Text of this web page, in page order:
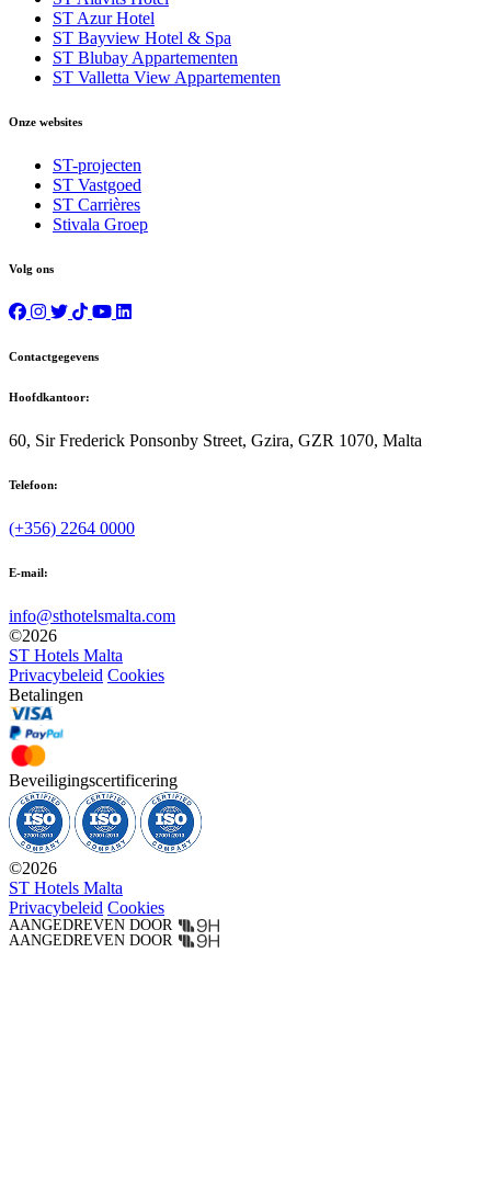
ST Azur Hotel
ST Bayview Hotel & Spa
ST Blubay Appartementen
ST Valletta View Appartementen
Onze websites
ST-projecten
ST Vastgoed
ST Carrières
Stivala Groep
Volg ons
Contactgegevens
Hoofdkantoor:
60, Sir Frederick Ponsonby Street, Gzira, GZR 1070, Malta
Telefoon:
(+356) 2264 0000
E-mail:
info@sthotelsmalta.com
©2026
ST Hotels Malta
Privacybeleid Cookies
Betalingen
Beveiligingscertificering
©2026
ST Hotels Malta
Privacybeleid Cookies
AANGEDREVEN DOOR
AANGEDREVEN DOOR